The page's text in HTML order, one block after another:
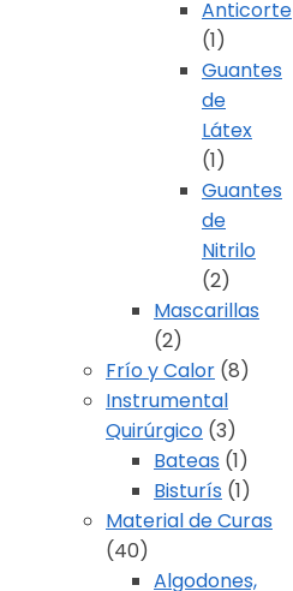
Anticorte
(1)
Guantes
de
Látex
(1)
Guantes
de
Nitrilo
(2)
Mascarillas
(2)
Frío y Calor (8)
Instrumental
Quirúrgico (3)
Bateas (1)
Bisturís (1)
Material de Curas
(40)
Algodones,